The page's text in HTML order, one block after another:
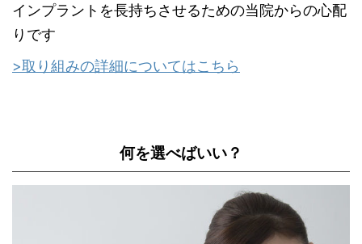
インプラントを長持ちさせるための当院からの心配
りです
>取り組みの詳細についてはこちら
何を選べばいい？